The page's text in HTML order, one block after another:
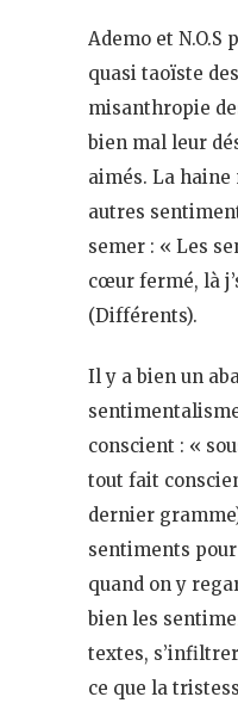
Ademo et N.O.S
quasi taoïste
misanthropie
bien mal leur
aimés. La haine
autres
semer : « Les
cœur fermé, là
(Différents).
Il y a bien un
conscient : «
tout fait
dernier
sentiments
quand on y
bien les
textes,
ce que la